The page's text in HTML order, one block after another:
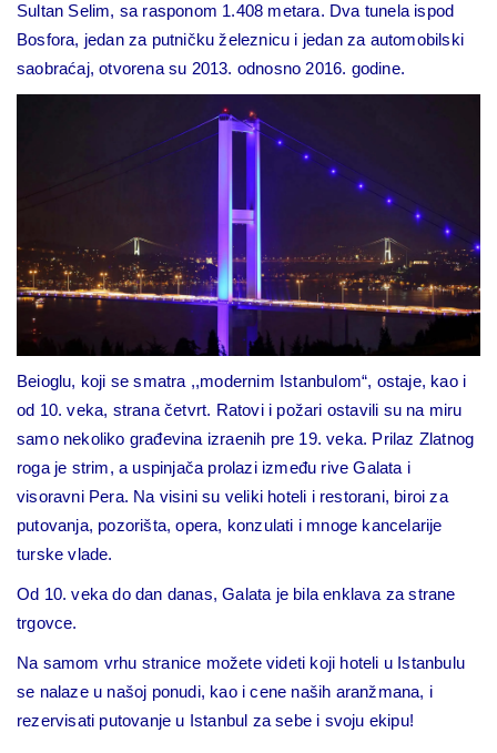
Sultan Selim, sa rasponom 1.408 metara. Dva tunela ispod
Bosfora, jedan za putničku železnicu i jedan za automobilski
saobraćaj, otvorena su 2013. odnosno 2016. godine.
Beioglu, koji se smatra ,,modernim Istanbulom“, ostaje, kao i
od 10. veka, strana četvrt. Ratovi i požari ostavili su na miru
samo nekoliko građevina izraenih pre 19. veka. Prilaz Zlatnog
roga je strim, a uspinjača prolazi između rive Galata i
visoravni Pera. Na visini su veliki hoteli i restorani, biroi za
putovanja, pozorišta, opera, konzulati i mnoge kancelarije
turske vlade.
Od 10. veka do dan danas, Galata je bila enklava za strane
trgovce.
Na samom vrhu stranice možete videti koji hoteli u Istanbulu
se nalaze u našoj ponudi, kao i cene naših aranžmana, i
rezervisati putovanje u Istanbul za sebe i svoju ekipu!